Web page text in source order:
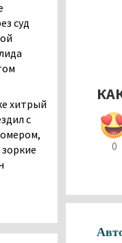
0
за
с
класса
и
суд
хитрый
с